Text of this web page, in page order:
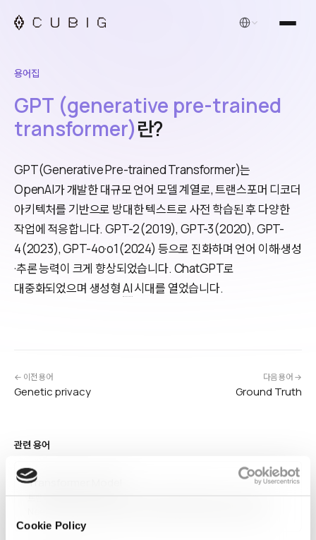
Cookie Policy
한국어
용어집
GPT (generative pre-trained
transformer)란?
GPT(Generative Pre-trained Transformer)는
OpenAI가 개발한 대규모 언어 모델 계열로, 트랜스포머 디코더
아키텍처를 기반으로 방대한 텍스트로 사전 학습된 후 다양한
작업에 적응합니다. GPT-2(2019), GPT-3(2020), GPT-
4(2023), GPT-4o·o1(2024) 등으로 진화하며 언어 이해·생성
·추론 능력이 크게 향상되었습니다. ChatGPT로
대중화되었으며 생성형AI시대를 열었습니다.
← 이전 용어
Genetic privacy
다음 용어 →
Ground Truth
관련 용어
Transformer Model
트랜스포머(Transformer)는 2017년 구글의 'Attention Is All You
기반으로 시퀀스 데이터를 병렬 처리합니다. BERT, GPT, T5 같은 대규모